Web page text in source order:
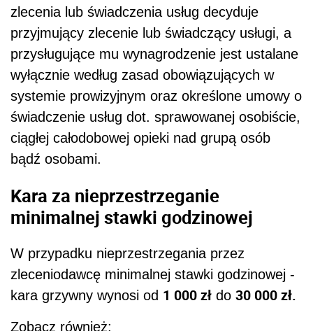
zlecenia lub świadczenia usług decyduje
przyjmujący zlecenie lub świadczący usługi, a
przysługujące mu wynagrodzenie jest ustalane
wyłącznie według zasad obowiązujących w
systemie prowizyjnym oraz określone umowy o
świadczenie usług dot. sprawowanej osobiście,
ciągłej całodobowej opieki nad grupą osób
bądź osobami.
Kara za nieprzestrzeganie
minimalnej stawki godzinowej
W przypadku nieprzestrzegania przez
zleceniodawcę minimalnej stawki godzinowej -
kara grzywny wynosi od 1 000 zł do 30 000 zł.
Zobacz również: